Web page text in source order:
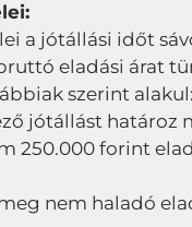
a jótállási időt
eladási árat
szerint alakul:
jótállást határoz
forint
nem haladó